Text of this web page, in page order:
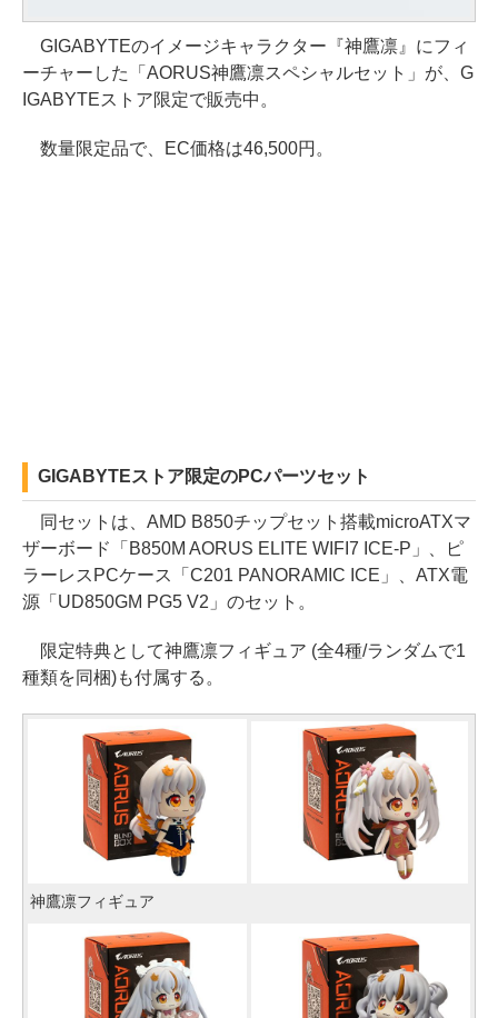
GIGABYTEのイメージキャラクター『神鷹凛』にフィ
ーチャーした「AORUS神鷹凛スペシャルセット」が、G
IGABYTEストア限定で販売中。
数量限定品で、EC価格は46,500円。
GIGABYTEストア限定のPCパーツセット
同セットは、AMD B850チップセット搭載microATXマ
ザーボード「B850M AORUS ELITE WIFI7 ICE-P」、ピ
ラーレスPCケース「C201 PANORAMIC ICE」、ATX電
源「UD850GM PG5 V2」のセット。
限定特典として神鷹凛フィギュア (全4種/ランダムで1
種類を同梱)も付属する。
神鷹凛フィギュア